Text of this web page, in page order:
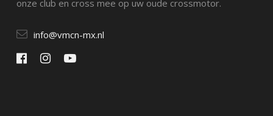
onze club en cross mee op uw oude crossmotor.
info@vmcn-mx.nl